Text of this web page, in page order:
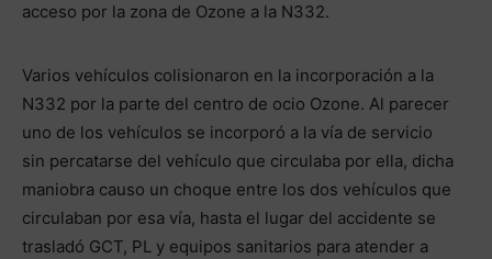
acceso por la zona de Ozone a la N332.
Varios vehículos colisionaron en la incorporación a la
N332 por la parte del centro de ocio Ozone. Al parecer
uno de los vehículos se incorporó a la vía de servicio
sin percatarse del vehículo que circulaba por ella, dicha
maniobra causo un choque entre los dos vehículos que
circulaban por esa vía, hasta el lugar del accidente se
trasladó GCT, PL y equipos sanitarios para atender a